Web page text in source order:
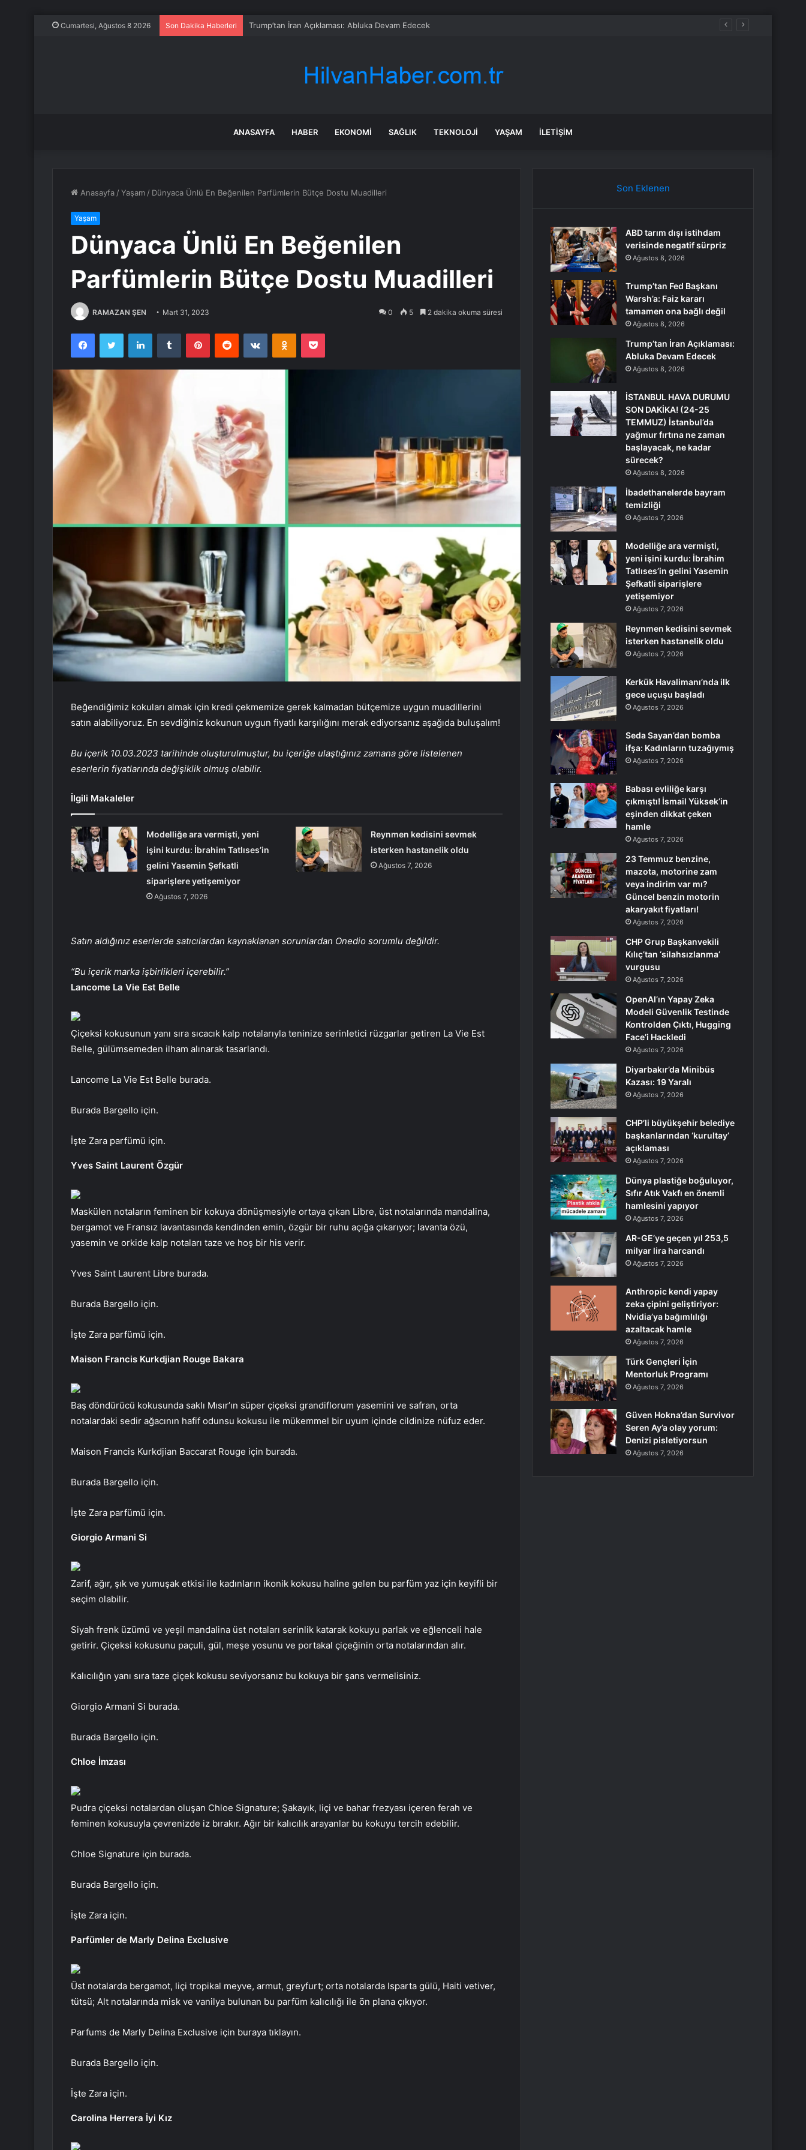
Cumartesi, Ağustos 8 2026 Son Dakika Haberleri Trump’tan İran Açıklaması: Abluka Devam Edecek
ANASAYFA HABER EKONOMI SAĞLIK TEKNOLOJI YAŞAM İLETIŞIM
Anasayfa /Yaşam / Dünyaca Ünlü En Beğenilen Parfümlerin Bütçe Dostu Muadilleri
Yaşam
Dünyaca Ünlü En Beğenilen
Parfümlerin Bütçe Dostu Muadilleri
RAMAZAN ŞEN Mart 31, 2023 0 5 2 dakika okuma süresi
FacebookTwitter LinkedInTumblr PinterestReddit VKontakteOdnoklassniki
Pocket
Beğendiğimiz kokuları almak için kredi çekmemize gerek kalmadan bütçemize uygun muadillerini
satın alabiliyoruz. En sevdiğiniz kokunun uygun fiyatlı karşılığını merak ediyorsanız aşağıda buluşalım!
Bu içerik 10.03.2023 tarihinde oluşturulmuştur, bu içeriğe ulaştığınız zamana göre listelenen
eserlerin fiyatlarında değişiklik olmuş olabilir.
İlgili Makaleler
Modelliğe ara vermişti, yeni
işini kurdu: İbrahim Tatlıses’in
gelini Yasemin Şefkatli
siparişlere yetişemiyor
Ağustos 7, 2026
Reynmen kedisini sevmek
isterken hastanelik oldu
Ağustos 7, 2026
Satın aldığınız eserlerde satıcılardan kaynaklanan sorunlardan Onedio sorumlu değildir.
“Bu içerik marka işbirlikleri içerebilir.”
Lancome La Vie Est Belle
Çiçeksi kokusunun yanı sıra sıcacık kalp notalarıyla teninize serinletici rüzgarlar getiren La Vie Est
Belle, gülümsemeden ilham alınarak tasarlandı.
Lancome La Vie Est Belle burada.
Burada Bargello için.
İşte Zara parfümü için.
Yves Saint Laurent Özgür
Maskülen notaların feminen bir kokuya dönüşmesiyle ortaya çıkan Libre, üst notalarında mandalina,
bergamot ve Fransız lavantasında kendinden emin, özgür bir ruhu açığa çıkarıyor; lavanta özü,
yasemin ve orkide kalp notaları taze ve hoş bir his verir.
Yves Saint Laurent Libre burada.
Burada Bargello için.
İşte Zara parfümü için.
Maison Francis Kurkdjian Rouge Bakara
Baş döndürücü kokusunda saklı Mısır’ın süper çiçeksi grandiflorum yasemini ve safran, orta
notalardaki sedir ağacının hafif odunsu kokusu ile mükemmel bir uyum içinde cildinize nüfuz eder.
Maison Francis Kurkdjian Baccarat Rouge için burada.
Burada Bargello için.
İşte Zara parfümü için.
Giorgio Armani Si
Zarif, ağır, şık ve yumuşak etkisi ile kadınların ikonik kokusu haline gelen bu parfüm yaz için keyifli bir
seçim olabilir.
Siyah frenk üzümü ve yeşil mandalina üst notaları serinlik katarak kokuyu parlak ve eğlenceli hale
getirir. Çiçeksi kokusunu paçuli, gül, meşe yosunu ve portakal çiçeğinin orta notalarından alır.
Kalıcılığın yanı sıra taze çiçek kokusu seviyorsanız bu kokuya bir şans vermelisiniz.
Giorgio Armani Si burada.
Burada Bargello için.
Chloe İmzası
Pudra çiçeksi notalardan oluşan Chloe Signature; Şakayık, liçi ve bahar frezyası içeren ferah ve
feminen kokusuyla çevrenizde iz bırakır. Ağır bir kalıcılık arayanlar bu kokuyu tercih edebilir.
Chloe Signature için burada.
Burada Bargello için.
İşte Zara için.
Parfümler de Marly Delina Exclusive
Üst notalarda bergamot, liçi tropikal meyve, armut, greyfurt; orta notalarda Isparta gülü, Haiti vetiver,
tütsü; Alt notalarında misk ve vanilya bulunan bu parfüm kalıcılığı ile ön plana çıkıyor.
Parfums de Marly Delina Exclusive için buraya tıklayın.
Burada Bargello için.
İşte Zara için.
Carolina Herrera İyi Kız
Son Eklenen
ABD tarım dışı istihdam
verisinde negatif sürpriz
Ağustos 8, 2026
Trump’tan Fed Başkanı
Warsh’a: Faiz kararı
tamamen ona bağlı değil
Ağustos 8, 2026
Trump’tan İran Açıklaması:
Abluka Devam Edecek
Ağustos 8, 2026
İSTANBUL HAVA DURUMU
SON DAKİKA! (24-25
TEMMUZ) İstanbul’da
yağmur fırtına ne zaman
başlayacak, ne kadar
sürecek?
Ağustos 8, 2026
İbadethanelerde bayram
temizliği
Ağustos 7, 2026
Modelliğe ara vermişti,
yeni işini kurdu: İbrahim
Tatlıses’in gelini Yasemin
Şefkatli siparişlere
yetişemiyor
Ağustos 7, 2026
Reynmen kedisini sevmek
isterken hastanelik oldu
Ağustos 7, 2026
Kerkük Havalimanı’nda ilk
gece uçuşu başladı
Ağustos 7, 2026
Seda Sayan’dan bomba
ifşa: Kadınların tuzağıymış
Ağustos 7, 2026
Babası evliliğe karşı
çıkmıştı! İsmail Yüksek’in
eşinden dikkat çeken
hamle
Ağustos 7, 2026
23 Temmuz benzine,
mazota, motorine zam
veya indirim var mı?
Güncel benzin motorin
akaryakıt fiyatları!
Ağustos 7, 2026
CHP Grup Başkanvekili
Kılıç’tan ‘silahsızlanma’
vurgusu
Ağustos 7, 2026
OpenAI’ın Yapay Zeka
Modeli Güvenlik Testinde
Kontrolden Çıktı, Hugging
Face’i Hackledi
Ağustos 7, 2026
Diyarbakır’da Minibüs
Kazası: 19 Yaralı
Ağustos 7, 2026
CHP’li büyükşehir belediye
başkanlarından ‘kurultay’
açıklaması
Ağustos 7, 2026
Dünya plastiğe boğuluyor,
Sıfır Atık Vakfı en önemli
hamlesini yapıyor
Ağustos 7, 2026
AR-GE’ye geçen yıl 253,5
milyar lira harcandı
Ağustos 7, 2026
Anthropic kendi yapay
zeka çipini geliştiriyor:
Nvidia’ya bağımlılığı
azaltacak hamle
Ağustos 7, 2026
Türk Gençleri İçin
Mentorluk Programı
Ağustos 7, 2026
Güven Hokna’dan Survivor
Seren Ay’a olay yorum:
Denizi pisletiyorsun
Ağustos 7, 2026